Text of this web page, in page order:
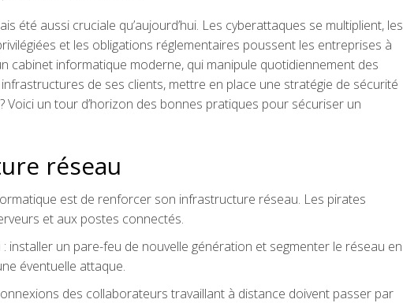
été aussi cruciale qu’aujourd’hui. Les cyberattaques se multiplient, les
et les obligations réglementaires poussent les entreprises à
cabinet informatique moderne, qui manipule quotidiennement des
de ses clients, mettre en place une stratégie de sécurité
un tour d’horizon des bonnes pratiques pour sécuriser un
réseau
est de renforcer son infrastructure réseau. Les pirates
et aux postes connectés.
: installer un pare-feu de nouvelle génération et segmenter le réseau en
éventuelle attaque.
des collaborateurs travaillant à distance doivent passer par